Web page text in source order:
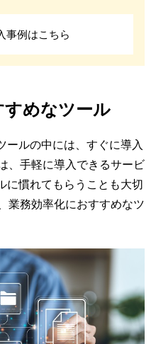
事例はこちら
すめなツール
ールの中には、すぐに導入
、手軽に導入できるサービ
に慣れてもらうことも大切
業務効率化におすすめなツ